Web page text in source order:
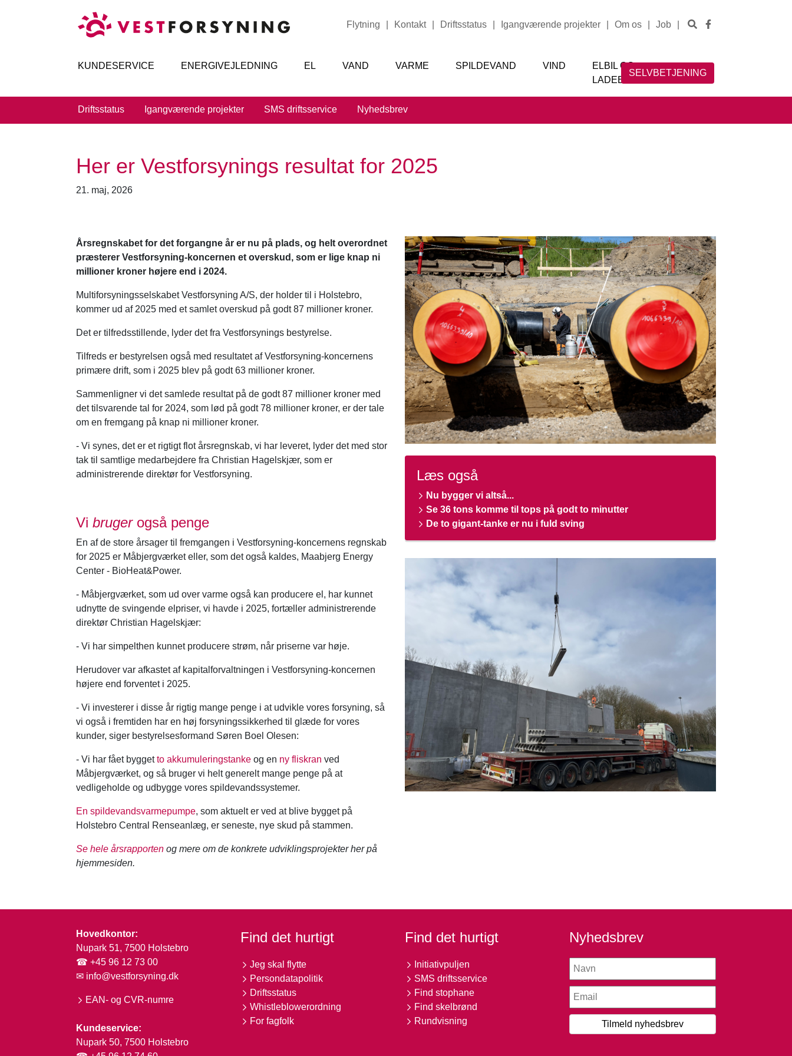
Flytning Kontakt Driftsstatus Igangværende projekter Om os Job
KUNDESERVICE ENERGIVEJLEDNING EL VAND VARME SPILDEVAND VIND
ELBIL OG
LADEBOKS
SELVBETJENING
Driftsstatus Igangværende projekter SMS driftsservice Nyhedsbrev
Her er Vestforsynings resultat for 2025
21. maj, 2026
Årsregnskabet for det forgangne år er nu på plads, og helt overordnet
præsterer Vestforsyning-koncernen et overskud, som er lige knap ni
millioner kroner højere end i 2024.
Multiforsyningsselskabet Vestforsyning A/S, der holder til i Holstebro,
kommer ud af 2025 med et samlet overskud på godt 87 millioner kroner.
Det er tilfredsstillende, lyder det fra Vestforsynings bestyrelse.
Tilfreds er bestyrelsen også med resultatet af Vestforsyning-koncernens
primære drift, som i 2025 blev på godt 63 millioner kroner.
Sammenligner vi det samlede resultat på de godt 87 millioner kroner med
det tilsvarende tal for 2024, som lød på godt 78 millioner kroner, er der tale
om en fremgang på knap ni millioner kroner.
- Vi synes, det er et rigtigt flot årsregnskab, vi har leveret, lyder det med stor
tak til samtlige medarbejdere fra Christian Hagelskjær, som er
administrerende direktør for Vestforsyning.
Vi bruger også penge
En af de store årsager til fremgangen i Vestforsyning-koncernens regnskab
for 2025 er Måbjergværket eller, som det også kaldes, Maabjerg Energy
Center - BioHeat&Power.
- Måbjergværket, som ud over varme også kan producere el, har kunnet
udnytte de svingende elpriser, vi havde i 2025, fortæller administrerende
direktør Christian Hagelskjær:
- Vi har simpelthen kunnet producere strøm, når priserne var høje.
Herudover var afkastet af kapitalforvaltningen i Vestforsyning-koncernen
højere end forventet i 2025.
- Vi investerer i disse år rigtig mange penge i at udvikle vores forsyning, så
vi også i fremtiden har en høj forsyningssikkerhed til glæde for vores
kunder, siger bestyrelsesformand Søren Boel Olesen:
- Vi har fået byggetto akkumuleringstanke og en ny fliskran ved
Måbjergværket, og så bruger vi helt generelt mange penge på at
vedligeholde og udbygge vores spildevandssystemer.
En spildevandsvarmepumpe, som aktuelt er ved at blive bygget på
Holstebro Central Renseanlæg, er seneste, nye skud på stammen.
Se hele årsrapporten og mere om de konkrete udviklingsprojekter her på
hjemmesiden.
Læs også
Nu bygger vi altså...
Se 36 tons komme til tops på godt to minutter
De to gigant-tanke er nu i fuld sving
Hovedkontor:
Nupark 51, 7500 Holstebro
☎ +45 96 12 73 00
✉ info@vestforsyning.dk
EAN- og CVR-numre
Kundeservice:
Nupark 50, 7500 Holstebro
Find det hurtigt
Jeg skal flytte
Persondatapolitik
Driftsstatus
Whistleblowerordning
For fagfolk
Find det hurtigt
Initiativpuljen
SMS driftsservice
Find stophane
Find skelbrønd
Rundvisning
Nyhedsbrev